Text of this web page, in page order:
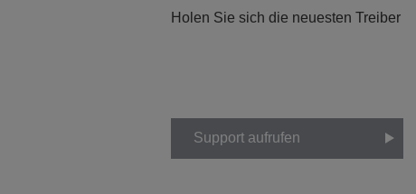
Holen Sie sich die neuesten Treiber
Support aufrufen